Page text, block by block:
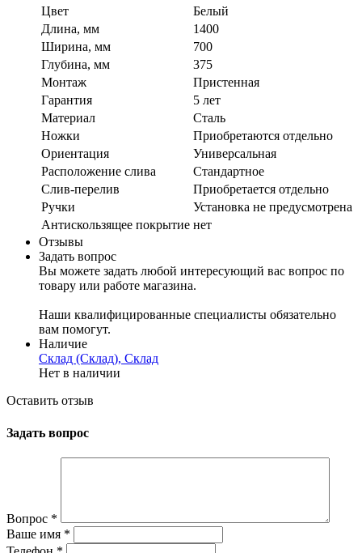
Цвет
Белый
Длина, мм
1400
Ширина, мм
700
Глубина, мм
375
Монтаж
Пристенная
Гарантия
5 лет
Материал
Сталь
Ножки
Приобретаются отдельно
Ориентация
Универсальная
Расположение слива
Стандартное
Слив-перелив
Приобретается отдельно
Ручки
Установка не предусмотрена
Антискользящее покрытие нет
Отзывы
Задать вопрос
Вы можете задать любой интересующий вас вопрос по
товару или работе магазина.
Наши квалифицированные специалисты обязательно
вам помогут.
Наличие
Склад (Склад), Склад
Нет в наличии
Оставить отзыв
Задать вопрос
Вопрос *
Ваше имя *